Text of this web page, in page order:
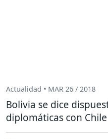
Actualidad • MAR 26 / 2018
Bolivia se dice
diplomáticas con Chile